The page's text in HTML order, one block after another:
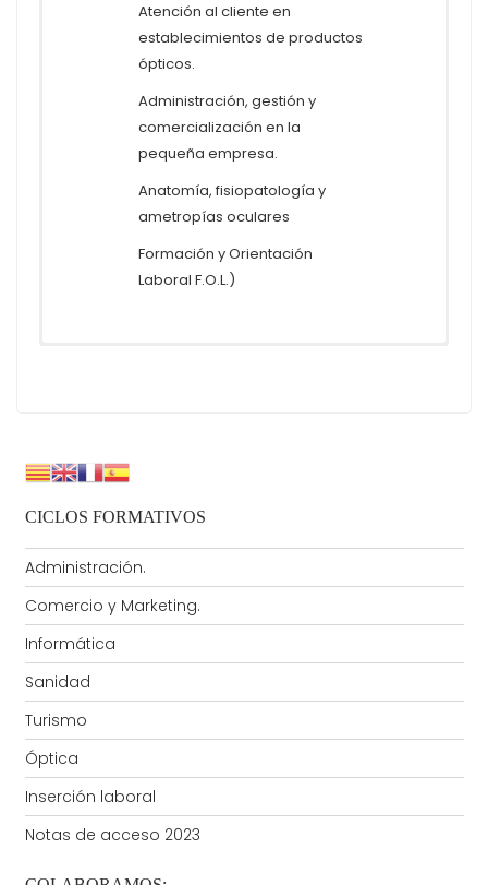
Atención al cliente en
establecimientos de productos
ópticos.
Administración, gestión y
comercialización en la
pequeña empresa.
Anatomía, fisiopatología y
ametropías oculares
Formación y Orientación
Laboral F.O.L.)
Las salidas profesionales de este ciclo formativo
son las siguientes:
Jefe de distintas secciones o talleres en
empresas de productos ópticos.
Asesor – Comercial óptico.
Lacompetencia general
en Aplicar técnicas de elaboración, montaje,
reparación y mantenimiento de uso a los aparatos
e instrumentos con componentes ópticos. A partir
de una prescripción facultativa asesorar al cliente
en la elección del tipo de producto óptico más
adecuado en función de sus características de uso,
preferencias personales, tolerancia a las posibles
CICLOS FORMATIVOS
Administración.
Comercio y Marketing.
Informática
Sanidad
Turismo
Óptica
Inserción laboral
Notas de acceso 2023